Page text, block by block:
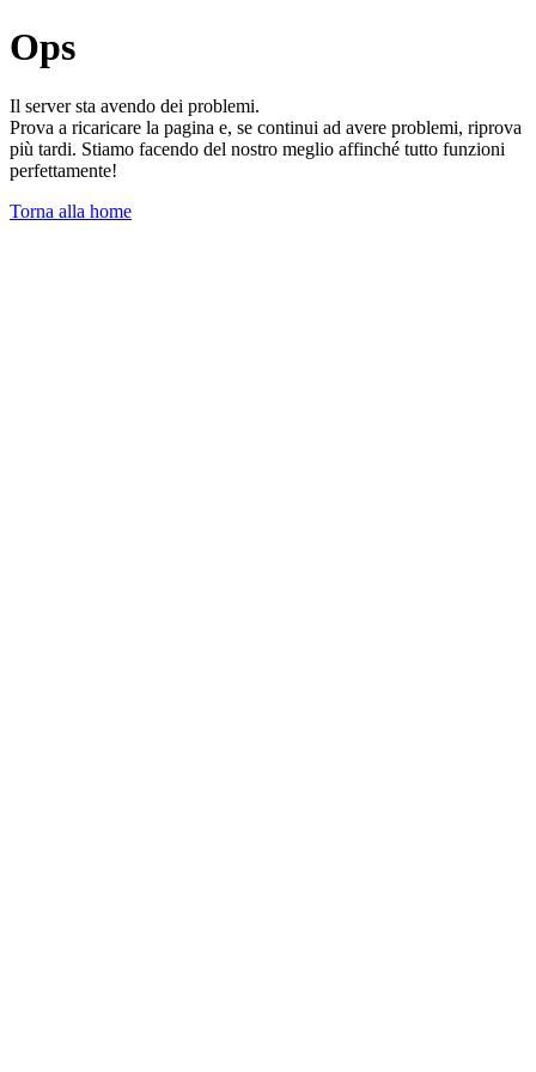
Ops
Il server sta avendo dei problemi.
Prova a ricaricare la pagina e, se continui ad avere problemi, riprova
più tardi. Stiamo facendo del nostro meglio affinché tutto funzioni
perfettamente!
Torna alla home